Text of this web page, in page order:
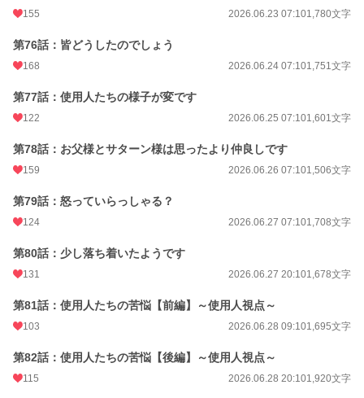
155 2026.06.23 07:101,780文字
第76話：皆どうしたのでしょう
168 2026.06.24 07:101,751文字
第77話：使用人たちの様子が変です
122 2026.06.25 07:101,601文字
第78話：お父様とサターン様は思ったより仲良しです
159 2026.06.26 07:101,506文字
第79話：怒っていらっしゃる？
124 2026.06.27 07:101,708文字
第80話：少し落ち着いたようです
131 2026.06.27 20:101,678文字
第81話：使用人たちの苦悩【前編】～使用人視点～
103 2026.06.28 09:101,695文字
第82話：使用人たちの苦悩【後編】～使用人視点～
115 2026.06.28 20:101,920文字